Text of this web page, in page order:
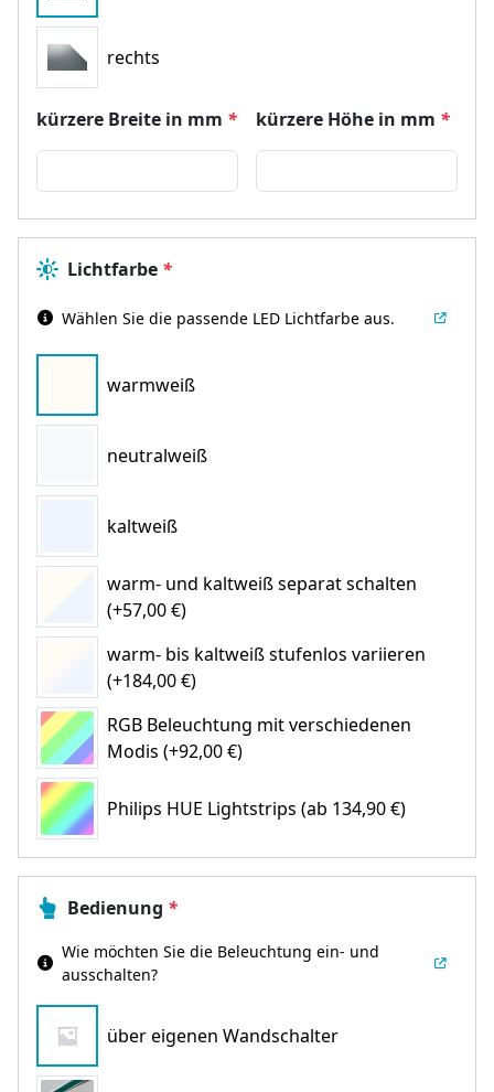
rechts
kürzere Breite in mm * kürzere Höhe in mm *
Lichtfarbe *
Wählen Sie die passende LED Lichtfarbe aus.
warmweiß
neutralweiß
kaltweiß
warm- und kaltweiß separat schalten
(+57,00 €)
warm- bis kaltweiß stufenlos variieren
(+184,00 €)
RGB Beleuchtung mit verschiedenen
Modis (+92,00 €)
Philips HUE Lightstrips (ab 134,90 €)
Bedienung *
Wie möchten Sie die Beleuchtung ein- und
ausschalten?
über eigenen Wandschalter